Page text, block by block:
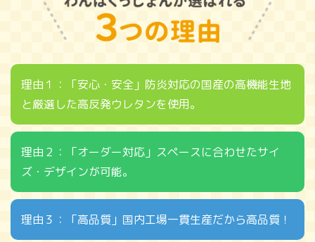
理由１：「安心・安全」防炎対応の国産の高機能生地
と厳選した高反発ウレタンを使用。
理由２：「オーダー対応」スペースに合わせたサイ
ズ・デザインが可能。
理由３：「高品質」国内工場一貫生産だから高品質！